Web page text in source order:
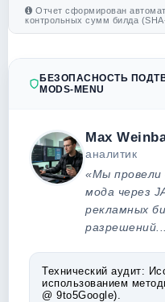
Отчет сформирован
контрольных сумм билда
БЕЗОПАСНОСТЬ
MODS-MENU
Max
аналитик
«Мы провели
мода через
рекламных
Технический аудит:
использованием
@ 9to5Google).